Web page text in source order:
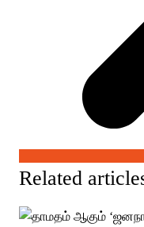
Related